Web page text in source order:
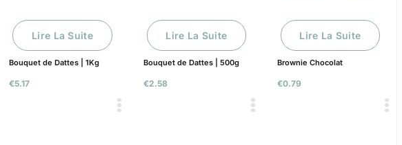
€5.17
Bouquet de Dattes | 1Kg
Lire La Suite
€2.58
Bouquet de Dattes | 500g
Lire La Suite
€0.79
Brownie Chocolat
Lire La Suite